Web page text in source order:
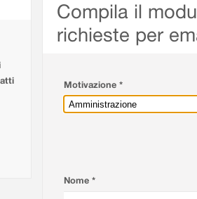
Compila il
richieste per
Motivazione *
Nome *